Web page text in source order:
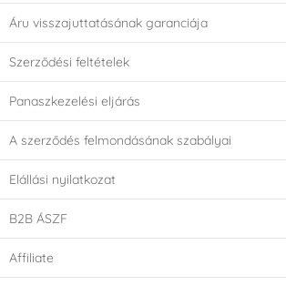
Áru visszajuttatásának garanciája
Szerződési feltételek
Panaszkezelési eljárás
A szerződés felmondásának szabályai
Elállási nyilatkozat
B2B ÁSZF
Affiliate